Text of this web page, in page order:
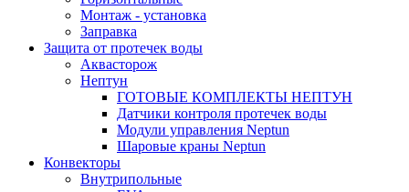
Монтаж - установка
Заправка
Защита от протечек воды
Аквасторож
Нептун
ГОТОВЫЕ КОМПЛЕКТЫ НЕПТУН
Датчики контроля протечек воды
Модули управления Neptun
Шаровые краны Neptun
Конвекторы
Внутрипольные